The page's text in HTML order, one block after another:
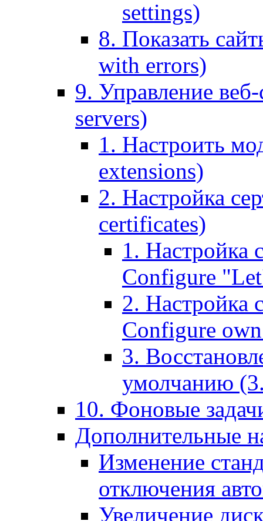
settings)
8. Показать
with errors)
9. Управление
servers)
1. Настроить
extensions)
2. Настройка
certificates)
1. Настройка
Configure
2. Настройка
Configure
3.
умолчанию
10. Фоновые
Дополнительные
Изменение
отключения
Увеличение